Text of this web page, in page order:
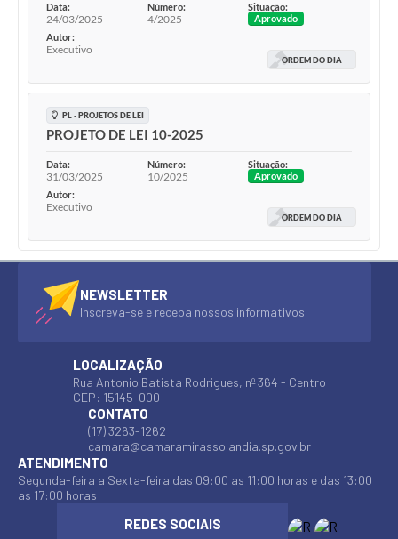
Data:
24/03/2025
Número:
4/2025
Situação:
Aprovado
Autor:
Executivo
ORDEM DO DIA
PL - PROJETOS DE LEI
PROJETO DE LEI 10-2025
Data:
31/03/2025
Número:
10/2025
Situação:
Aprovado
Autor:
Executivo
ORDEM DO DIA
NEWSLETTER
Inscreva-se e receba nossos informativos!
LOCALIZAÇÃO
Rua Antonio Batista Rodrigues, nº 364 - Centro
CEP: 15145-000
CONTATO
(17) 3263-1262
camara@camaramirassolandia.sp.gov.br
ATENDIMENTO
Segunda-feira a Sexta-feira das 09:00 as 11:00 horas e das 13:00
as 17:00 horas